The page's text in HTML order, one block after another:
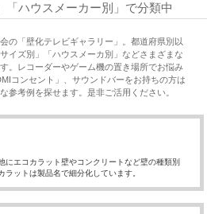
「ハウスメーカー別」で分類中
の「壁化テレビギャラリー」。都道府県別以
イズ別」「ハウスメーカ別」などさまざまな
。レコーダーやゲーム機の置き場所でお悩み
コンセント」、サウンドバーをお持ちの方は
参考例を探せます。是非ご活用ください。
にエコカラット壁やコンクリートなど壁の種類別
ラットは製品名で細分化しています。